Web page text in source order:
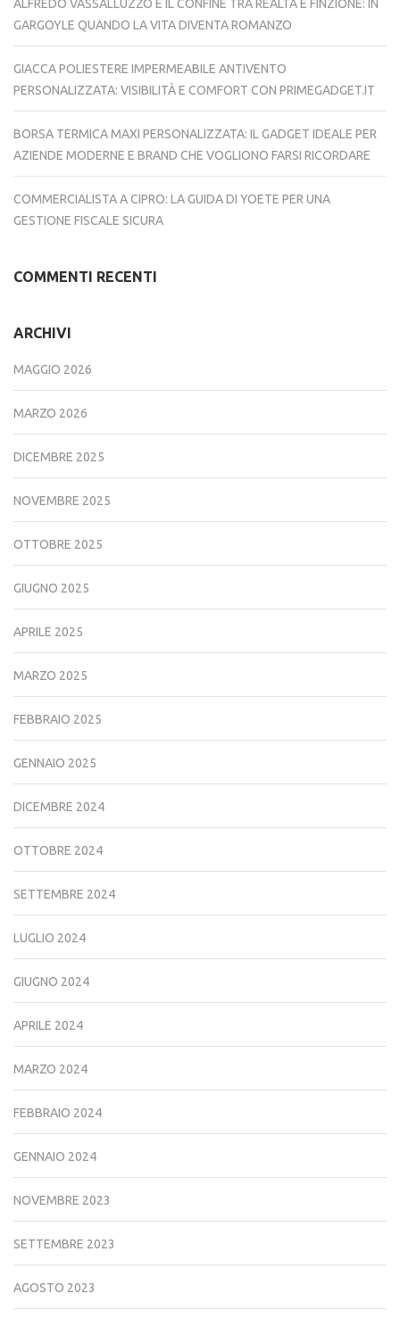
ALFREDO VASSALLUZZO E IL CONFINE TRA REALTÀ E FINZIONE: IN
GARGOYLE QUANDO LA VITA DIVENTA ROMANZO
GIACCA POLIESTERE IMPERMEABILE ANTIVENTO
PERSONALIZZATA: VISIBILITÀ E COMFORT CON PRIMEGADGET.IT
BORSA TERMICA MAXI PERSONALIZZATA: IL GADGET IDEALE PER
AZIENDE MODERNE E BRAND CHE VOGLIONO FARSI RICORDARE
COMMERCIALISTA A CIPRO: LA GUIDA DI YOETE PER UNA
GESTIONE FISCALE SICURA
COMMENTI RECENTI
ARCHIVI
MAGGIO 2026
MARZO 2026
DICEMBRE 2025
NOVEMBRE 2025
OTTOBRE 2025
GIUGNO 2025
APRILE 2025
MARZO 2025
FEBBRAIO 2025
GENNAIO 2025
DICEMBRE 2024
OTTOBRE 2024
SETTEMBRE 2024
LUGLIO 2024
GIUGNO 2024
APRILE 2024
MARZO 2024
FEBBRAIO 2024
GENNAIO 2024
NOVEMBRE 2023
SETTEMBRE 2023
AGOSTO 2023